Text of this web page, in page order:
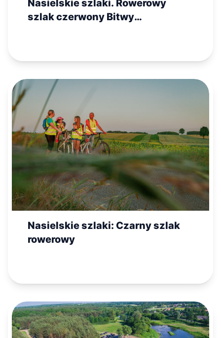
Nasielskie szlaki. Rowerowy
szlak czerwony Bitwy
Nasielskie szlaki: Czarny szlak
rowerowy